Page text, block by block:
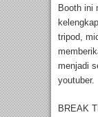
Booth ini
tripod,
menjadi
youtuber.
BREAK